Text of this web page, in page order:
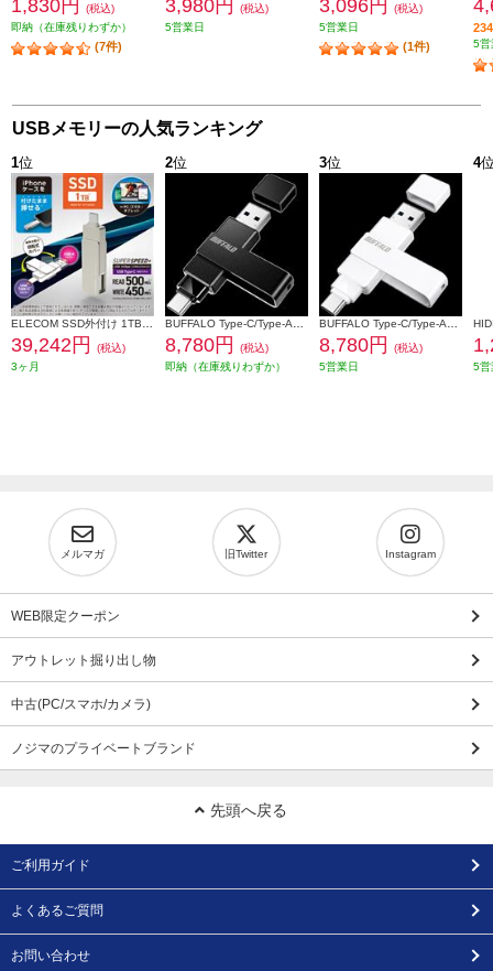
1,830円
(税込)
即納（在庫残りわずか）
(7件)
3,980円
(税込)
5営業日
3,096円
(税込)
5営業日
(1件) 5営
USBメモリーの人気ランキング
1位
39,242円
(税込)
3ヶ月
2位
8,780円
(税込)
即納（在庫残りわずか）
3位
8,780円
(税込)
5営業日
4
5営
メルマガ 旧Twitter Instagram
WEB限定クーポン
アウトレット掘り出し物
中古(PC/スマホ/カメラ)
ノジマのプライベートブランド
先頭へ戻る
ご利用ガイド
よくあるご質問
お問い合わせ